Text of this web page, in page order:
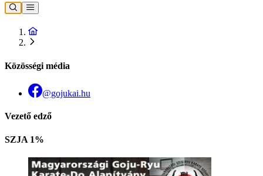
Közösségi média
@gojukai.hu
Vezető edző
SZJA 1%